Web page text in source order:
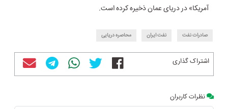
آمریکا» در دریای عمان ذخیره کرده است.
صادرات نفت نفت ایران محاصره دریایی
اشتراک گذاری
نظرات کاربران